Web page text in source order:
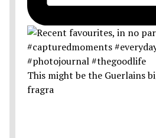
This might be the Guerlains
fragra